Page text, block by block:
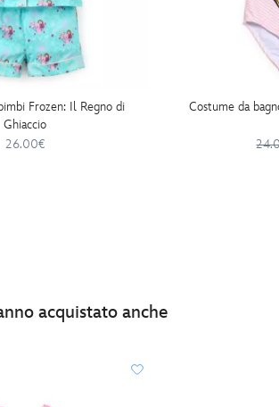
Frozen: Il Regno di
Ghiaccio
26.00€
Costume da
acquistato anche